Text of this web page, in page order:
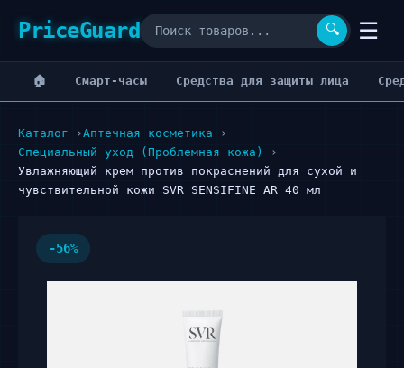
PriceGuard 🔍 ☰
🏠 Cмарт-часы Cредства для защиты лица
Каталог
Аптечная косметика
Специальный уход (Проблемная кожа)
Увлажняющий крем против покраснений для сухой и
чувствительной кожи SVR SENSIFINE AR 40 мл
-56%